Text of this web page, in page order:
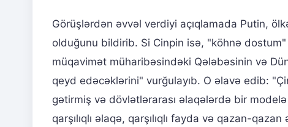
Görüşlərdən əvvəl verdiyi açıqlamada Putin,
olduğunu bildirib. Si Cinpin isə, "köhnə dostum"
müqavimət müharibəsindəki Qələbəsinin və
qeyd edəcəklərini" vurğulayıb. O əlavə edib:
gətirmiş və dövlətlərarası əlaqələrdə bir
qarşılıqlı əlaqə, qarşılıqlı fayda və qazan-